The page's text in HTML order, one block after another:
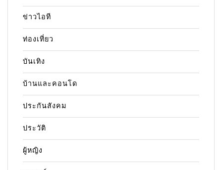
ข่าวไอที
ท่องเที่ยว
บันเทิง
บ้านและคอนโด
ประกันสังคม
ประวัติ
ผู้หญิง